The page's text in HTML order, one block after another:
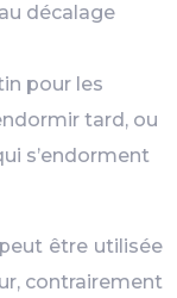
décalage
pour les
tard, ou
s’endorment
être utilisée
contrairement